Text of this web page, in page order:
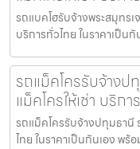
รถแบคโฮรับจ้างพระสมุทรเ
บริการทั่วไทย ในราคาเป็
รถแม็คโครรับจ้างป
แม็คโครให้เช่า บริ
รถแม็คโครรับจ้างปทุมธานี
ไทย ในราคาเป็นกันเอง พ